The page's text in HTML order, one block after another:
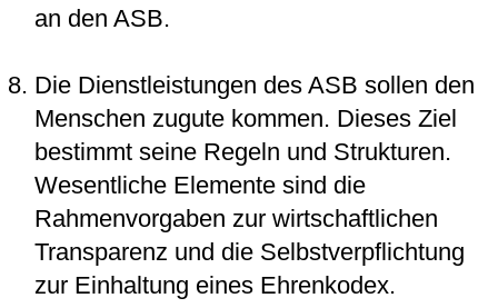
an den ASB.
Die Dienstleistungen des ASB sollen den
Menschen zugute kommen. Dieses Ziel
bestimmt seine Regeln und Strukturen.
Wesentliche Elemente sind die
Rahmenvorgaben zur wirtschaftlichen
Transparenz und die Selbstverpflichtung
zur Einhaltung eines Ehrenkodex.